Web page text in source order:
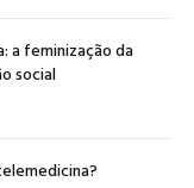
a feminização da
social